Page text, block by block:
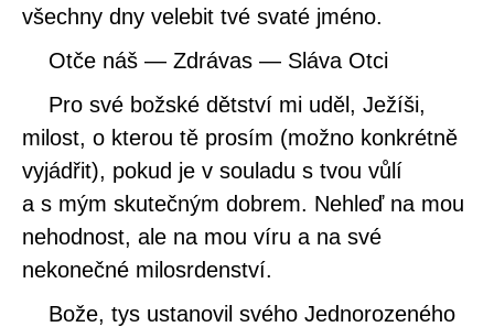
všechny dny velebit tvé svaté jméno.
Otče náš — Zdrávas — Sláva Otci
Pro své božské dětství mi uděl, Ježíši,
milost, o kterou tě prosím (možno konkrétně
vyjádřit), pokud je v souladu s tvou vůlí
a s mým skutečným dobrem. Nehleď na mou
nehodnost, ale na mou víru a na své
nekonečné milosrdenství.
Bože, tys ustanovil svého Jednorozeného